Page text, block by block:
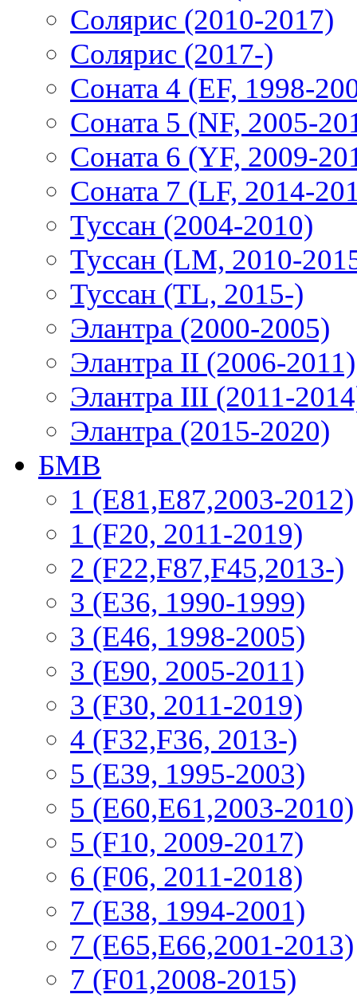
Солярис (2010-2017)
Солярис (2017-)
Соната 4 (EF, 1998-
Соната 5 (NF, 2005-
Соната 6 (YF, 2009-
Соната 7 (LF, 2014-
Туссан (2004-2010)
Туссан (LM, 2010-
Туссан (TL, 2015-)
Элантра (2000-2005)
Элантра II (2006-2011)
Элантра III (2011-
Элантра (2015-2020)
БМВ
1 (E81,E87,2003-2012)
1 (F20, 2011-2019)
2 (F22,F87,F45,2013-)
3 (Е36, 1990-1999)
3 (E46, 1998-2005)
3 (E90, 2005-2011)
3 (F30, 2011-2019)
4 (F32,F36, 2013-)
5 (E39, 1995-2003)
5 (E60,E61,2003-2010)
5 (F10, 2009-2017)
6 (F06, 2011-2018)
7 (E38, 1994-2001)
7 (E65,E66,2001-2013)
7 (F01,2008-2015)